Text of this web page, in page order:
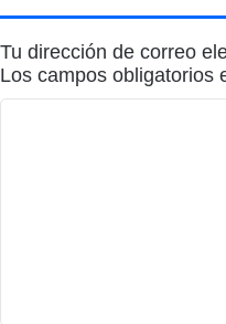
Tu dirección de correo
Los campos obligatorios